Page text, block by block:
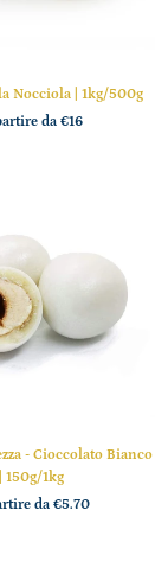
Nocciola | 1kg/500g
da €16
- Cioccolato Bianco
| 150g/1kg
da €5.70